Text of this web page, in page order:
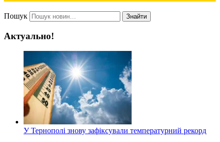
Пошук Знайти
Актуально!
У Тернополі знову зафіксували температурний рекорд